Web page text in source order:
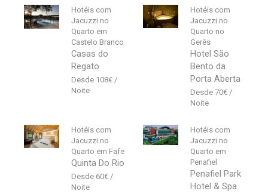
Hotéis com
Jacuzzi no
Quarto em
Castelo Branco
Casas do
Regato
108€
Hotéis com
Jacuzzi no
Quarto no
Gerês
Hotel São
Bento da
Porta Aberta
70€
Hotéis com
Jacuzzi no
Quarto em Fafe
Quinta Do Rio
60€
Hotéis com
Jacuzzi no
Quarto em
Penafiel
Penafiel Park
Hotel & Spa